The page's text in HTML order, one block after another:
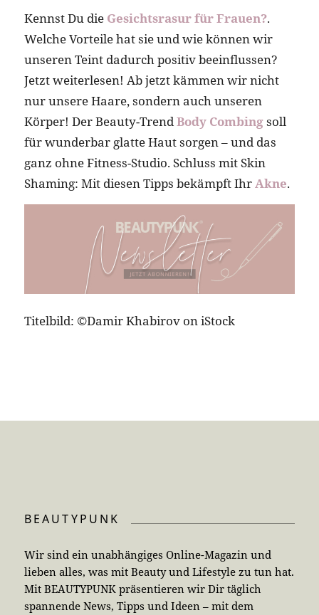
Kennst Du die Gesichtsrasur für Frauen?.
Welche Vorteile hat sie und wie können wir
unseren Teint dadurch positiv beeinflussen?
Jetzt weiterlesen! Ab jetzt kämmen wir nicht
nur unsere Haare, sondern auch unseren
Körper! Der Beauty-TrendBody Combing soll
für wunderbar glatte Haut sorgen – und das
ganz ohne Fitness-Studio. Schluss mit Skin
Shaming: Mit diesen Tipps bekämpft IhrAkne.
Titelbild: ©Damir Khabirov on iStock
BEAUTYPUNK
Wir sind ein unabhängiges Online-Magazin und
lieben alles, was mit Beauty und Lifestyle zu tun hat.
Mit BEAUTYPUNK präsentieren wir Dir täglich
spannende News, Tipps und Ideen – mit dem